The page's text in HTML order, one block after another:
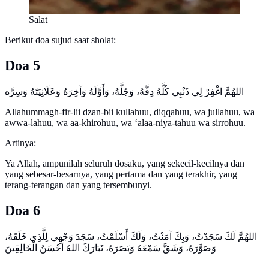
Salat
Berikut doa sujud saat sholat:
Doa 5
Allahummagh-fir-lii dzan-bii kullahuu, diqqahuu, wa jullahuu, wa
awwa-lahuu, wa aa-khirohuu, wa ‘alaa-niya-tahuu wa sirrohuu.
Artinya:
Ya Allah, ampunilah seluruh dosaku, yang sekecil-kecilnya dan
yang sebesar-besarnya, yang pertama dan yang terakhir, yang
terang-terangan dan yang tersembunyi.
Doa 6
اللهُمَّ لَكَ سَجَدْتُ، وَبِكَ آمَنْتُ، وَلَكَ أَسْلَمْتُ، سَجَدَ وَجْهِي لِلَّذِي خَلَقَهُ،